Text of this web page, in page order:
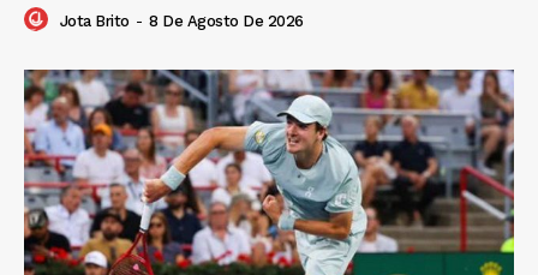
Jota Brito - 8 De Agosto De 2026